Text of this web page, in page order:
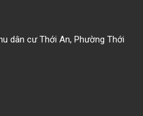
dân cư Thới An, Phường Thới